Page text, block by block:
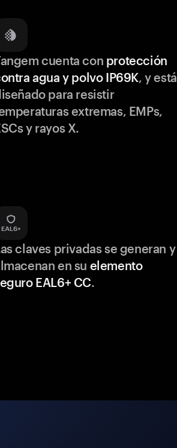
cuenta con protección
agua y polvo IP69K, y está
para resistir
extremas, EMPs,
y rayos X.
claves privadas se generan y
en su elemento
EAL6+ CC.